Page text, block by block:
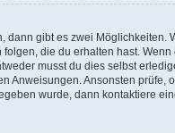
dann gibt es zwei Möglichkeiten.
die du erhalten hast.
musst du dies selbst
Anweisungen. Ansonsten
wurde, dann kontaktiere